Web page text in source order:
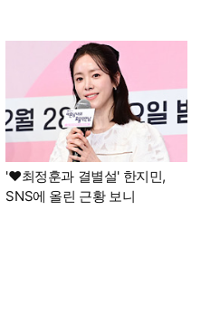
'♥최정훈과 결별설' 한지민,
SNS에 올린 근황 보니